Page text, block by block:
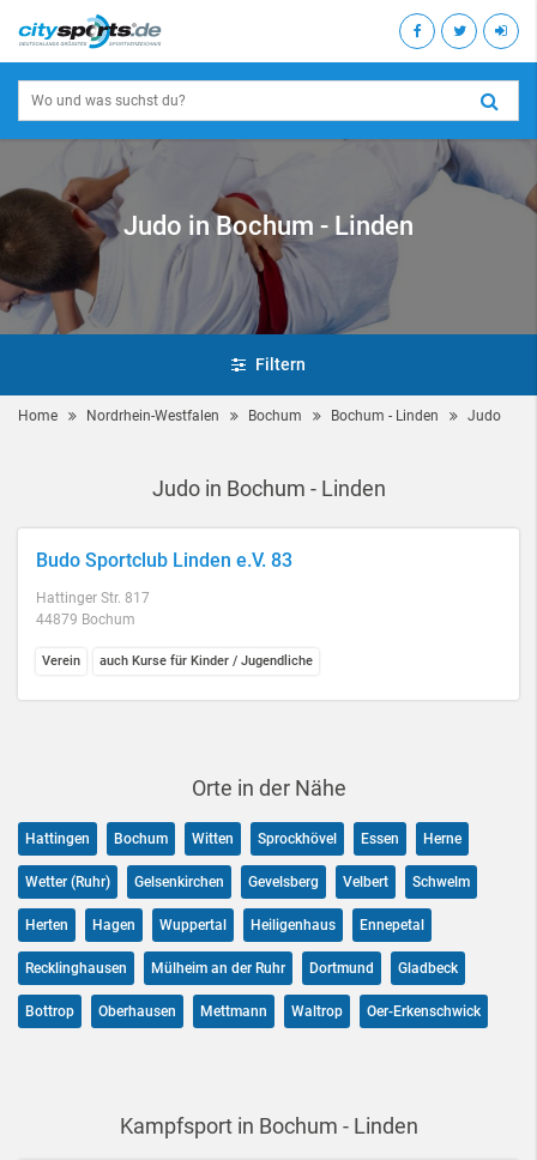
Judo in Bochum - Linden
Filtern
Home Nordrhein-Westfalen Bochum Bochum - Linden Judo
Judo in Bochum - Linden
Budo Sportclub Linden e.V. 83
Hattinger Str. 817
44879 Bochum
Verein auch Kurse für Kinder / Jugendliche
Orte in der Nähe
Hattingen Bochum Witten Sprockhövel Essen Herne
Wetter (Ruhr) Gelsenkirchen Gevelsberg Velbert Schwelm
Herten Hagen Wuppertal Heiligenhaus Ennepetal
Recklinghausen Mülheim an der Ruhr Dortmund Gladbeck
Bottrop Oberhausen Mettmann Waltrop Oer-Erkenschwick
Kampfsport in Bochum - Linden